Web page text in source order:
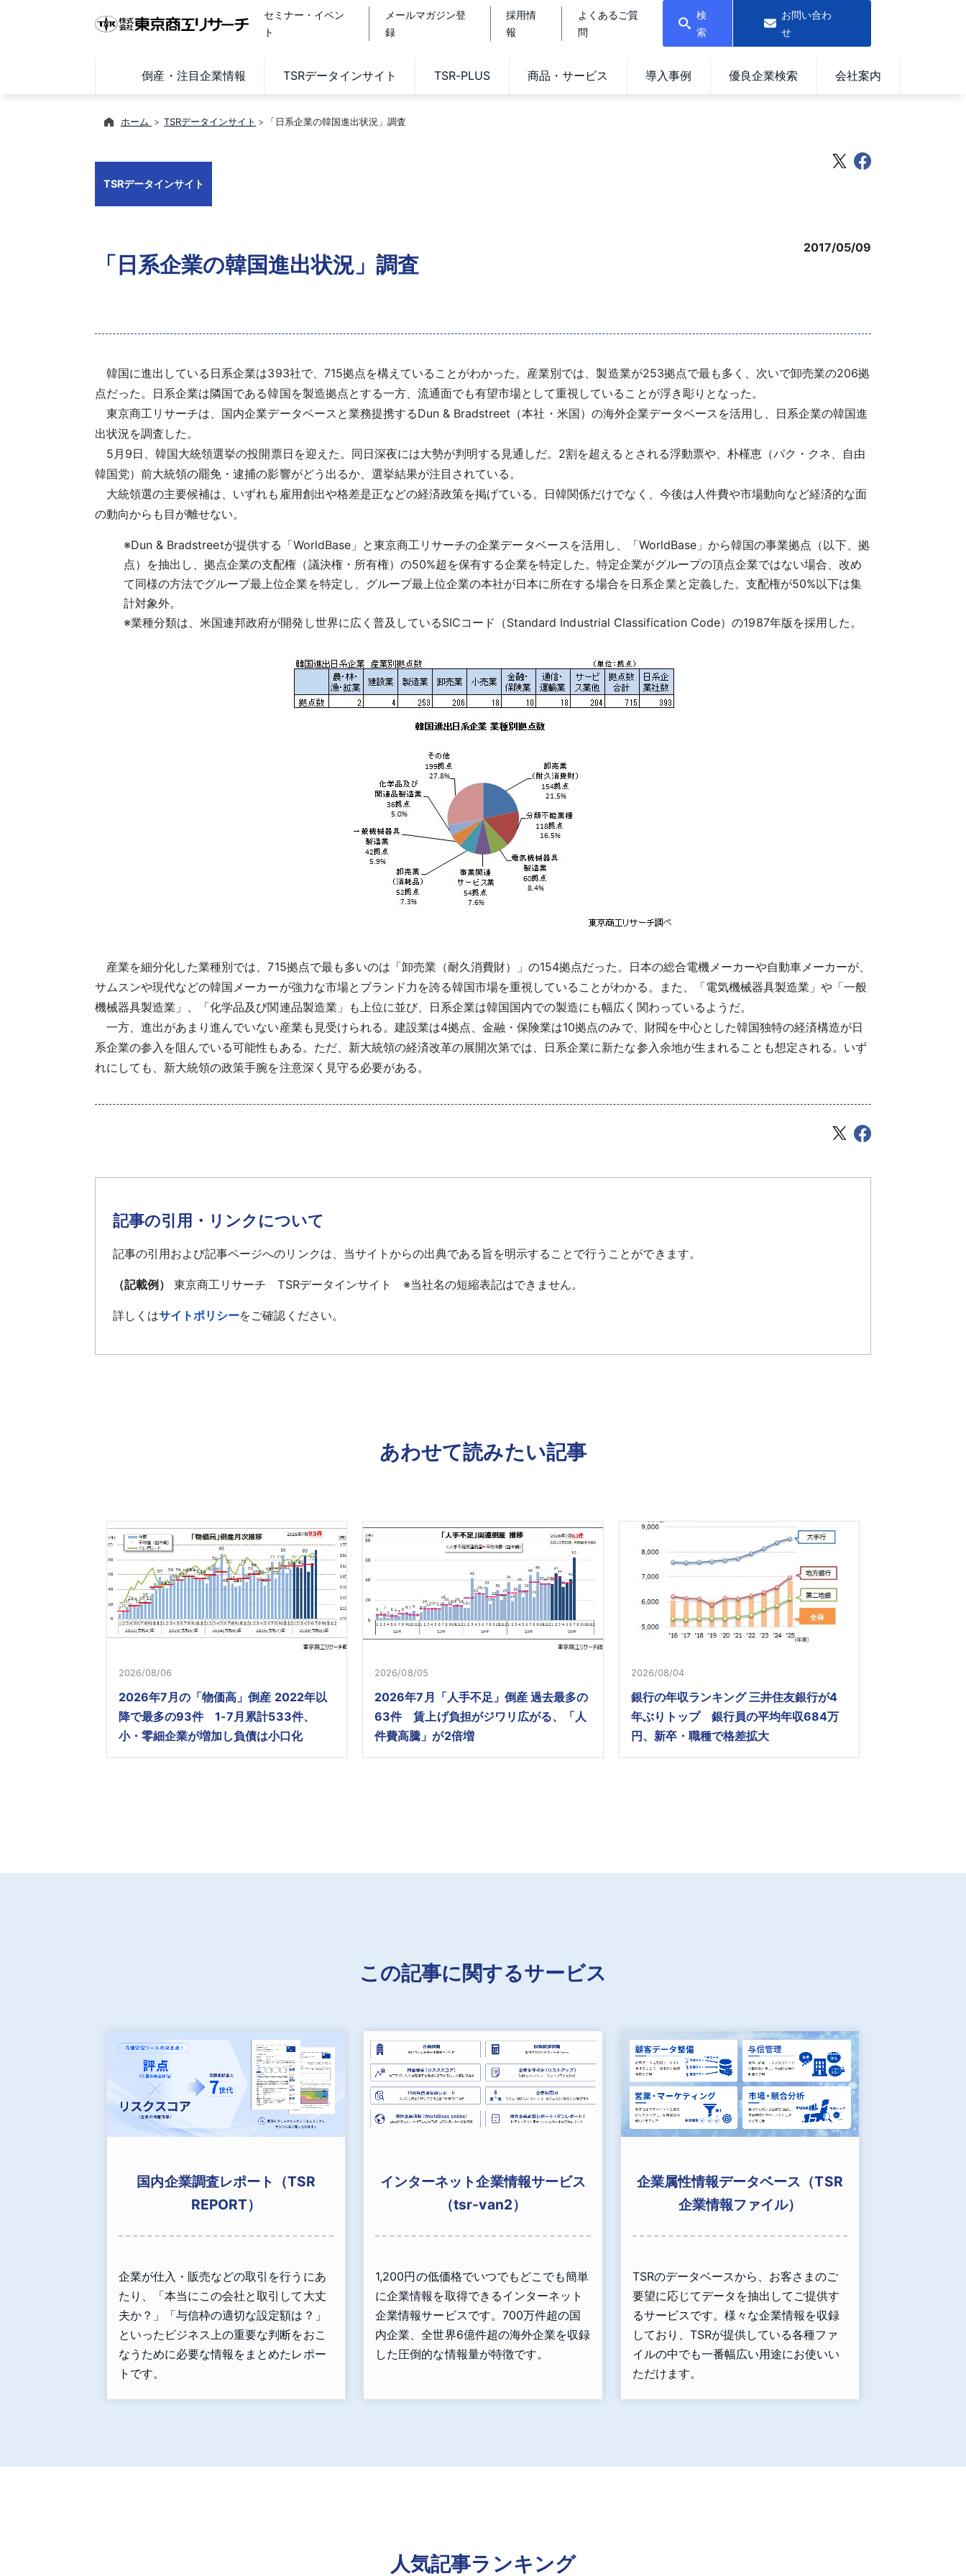
セミナー・イベン
ト
メールマガジン登
録
採用情
報
よくあるご質
問
検
索
お問い合わ
せ
倒産・注目企業情報 TSRデータインサイト TSR-PLUS 商品・サービス 導入事例 優良企業検索 会社案内
ホーム TSRデータインサイト 「日系企業の韓国進出状況」調査
TSRデータインサイト
「日系企業の韓国進出状況」調査
2017/05/09
韓国に進出している日系企業は393社で、715拠点を構えていることがわかった。産業別では、製造業が253拠点で最も多く、次いで卸売業の206拠
点だった。日系企業は隣国である韓国を製造拠点とする一方、流通面でも有望市場として重視していることが浮き彫りとなった。
東京商工リサーチは、国内企業データベースと業務提携するDun & Bradstreet（本社・米国）の海外企業データベースを活用し、日系企業の韓国進
出状況を調査した。
5月9日、韓国大統領選挙の投開票日を迎えた。同日深夜には大勢が判明する見通しだ。2割を超えるとされる浮動票や、朴槿恵（パク・クネ、自由
韓国党）前大統領の罷免・逮捕の影響がどう出るか、選挙結果が注目されている。
大統領選の主要候補は、いずれも雇用創出や格差是正などの経済政策を掲げている。日韓関係だけでなく、今後は人件費や市場動向など経済的な面
の動向からも目が離せない。
※Dun & Bradstreetが提供する「WorldBase」と東京商工リサーチの企業データベースを活用し、「WorldBase」から韓国の事業拠点（以下、拠
点）を抽出し、拠点企業の支配権（議決権・所有権）の50%超を保有する企業を特定した。特定企業がグループの頂点企業ではない場合、改め
て同様の方法でグループ最上位企業を特定し、グループ最上位企業の本社が日本に所在する場合を日系企業と定義した。支配権が50%以下は集
計対象外。
※業種分類は、米国連邦政府が開発し世界に広く普及しているSICコード（Standard Industrial Classification Code）の1987年版を採用した。
産業を細分化した業種別では、715拠点で最も多いのは「卸売業（耐久消費財）」の154拠点だった。日本の総合電機メーカーや自動車メーカーが、
サムスンや現代などの韓国メーカーが強力な市場とブランド力を誇る韓国市場を重視していることがわかる。また、「電気機械器具製造業」や「一般
機械器具製造業」、「化学品及び関連品製造業」も上位に並び、日系企業は韓国国内での製造にも幅広く関わっているようだ。
一方、進出があまり進んでいない産業も見受けられる。建設業は4拠点、金融・保険業は10拠点のみで、財閥を中心とした韓国独特の経済構造が日
系企業の参入を阻んでいる可能性もある。ただ、新大統領の経済改革の展開次第では、日系企業に新たな参入余地が生まれることも想定される。いず
れにしても、新大統領の政策手腕を注意深く見守る必要がある。
記事の引用・リンクについて
記事の引用および記事ページへのリンクは、当サイトからの出典である旨を明示することで行うことができます。
（記載例） 東京商工リサーチ TSRデータインサイト ※当社名の短縮表記はできません。
詳しくはサイトポリシーをご確認ください。
あわせて読みたい記事
2026/08/06
2026年7月の「物価高」倒産 2022年以
降で最多の93件 1-7月累計533件、
小・零細企業が増加し負債は小口化
2026/08/05
2026年7月「人手不足」倒産 過去最多の
63件 賃上げ負担がジワリ広がる、「人
件費高騰」が2倍増
2026/08/04
銀行の年収ランキング 三井住友銀行が4
年ぶりトップ 銀行員の平均年収684万
円、新卒・職種で格差拡大
この記事に関するサービス
国内企業調査レポート（TSR
REPORT）
企業が仕入・販売などの取引を行うにあ
たり、「本当にこの会社と取引して大丈
夫か？」「与信枠の適切な設定額は？」
といったビジネス上の重要な判断をおこ
なうために必要な情報をまとめたレポー
トです。
インターネット企業情報サービス
（tsr-van2）
1,200円の低価格でいつでもどこでも簡単
に企業情報を取得できるインターネット
企業情報サービスです。700万件超の国
内企業、全世界6億件超の海外企業を収録
した圧倒的な情報量が特徴です。
企業属性情報データベース（TSR
企業情報ファイル）
TSRのデータベースから、お客さまのご
要望に応じてデータを抽出してご提供す
るサービスです。様々な企業情報を収録
しており、TSRが提供している各種ファ
イルの中でも一番幅広い用途にお使いい
ただけます。
人気記事ランキング